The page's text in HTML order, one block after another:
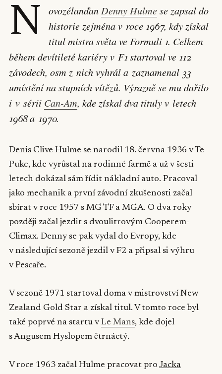
N ovozélanďan Denny Hulmese zapsal do
historie zejména v roce 1967, kdy získal
titul mistra světa ve Formuli 1. Celkem
během devítileté kariéry v F1 startoval ve 112
závodech, osm z nich vyhrál a zaznamenal 33
umístění na stupních vítězů. Výrazně se mu dařilo
i v sérii Can-Am, kde získal dva tituly v letech
1968 a 1970.
Denis Clive Hulme se narodil 18. června 1936 v Te
Puke, kde vyrůstal na rodinné farmě a už v šesti
letech dokázal sám řídit nákladní auto. Pracoval
jako mechanik a první závodní zkušenosti začal
sbírat v roce 1957 s MG TF a MGA. O dva roky
později začal jezdit s dvoulitrovým Cooperem-
Climax. Denny se pak vydal do Evropy, kde
v následující sezoně jezdil v F2 a připsal si výhru
v Pescaře.
V sezoně 1971 startoval doma v mistrovství New
Zealand Gold Star a získal titul. V tomto roce byl
také poprvé na startu v Le Mans, kde dojel
s Angusem Hyslopem čtrnáctý.
V roce 1963 začal Hulme pracovat pro Jacka